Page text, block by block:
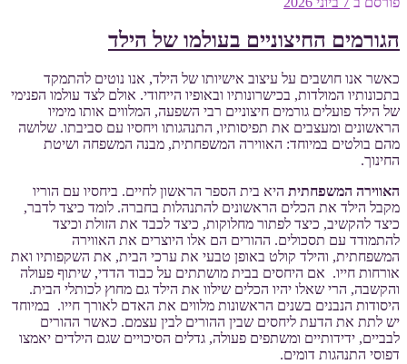
הגורמים החיצוניים בעולמו של הילד
כאשר אנו חושבים על עיצוב אישיותו של הילד, אנו נוטים להתמקד
בתכונותיו המולדות, בכישרונותיו ובאופיו הייחודי. אולם לצד עולמו הפנימי
של הילד פועלים גורמים חיצוניים רבי השפעה, המלווים אותו מימיו
הראשונים ומעצבים את תפיסותיו, התנהגותו ויחסיו עם סביבתו. שלושה
מהם בולטים במיוחד: האווירה המשפחתית, מבנה המשפחה ושיטת
החינוך.
האווירה המשפחתית היא בית הספר הראשון לחיים. ביחסיו עם הוריו
מקבל הילד את הכלים הראשונים להתנהלות בחברה. לומד כיצד לדבר,
כיצד להקשיב, כיצד לפתור מחלוקות, כיצד לכבד את הזולת וכיצד
להתמודד עם תסכולים. ההורים הם אלו היוצרים את האווירה
המשפחתית, והילד קולט באופן טבעי את ערכי הבית, את השקפותיו ואת
אורחות חייו. אם היחסים בבית מושתתים על כבוד הדדי, שיתוף פעולה
והקשבה, הרי שאלו יהיו הכלים שילוו את הילד גם מחוץ לכותלי הבית.
היסודות הנבנים בשנים הראשונות מלווים את האדם לאורך חייו. במיוחד
יש לתת את הדעת ליחסים שבין ההורים לבין עצמם. כאשר ההורים
לבביים, ידידותיים ומשתפים פעולה, גדלים הסיכויים שגם הילדים יאמצו
דפוסי התנהגות דומים.